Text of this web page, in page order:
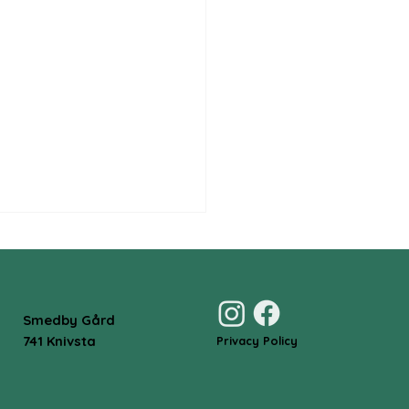
Smedby Gård
741 Knivsta
Privacy Policy